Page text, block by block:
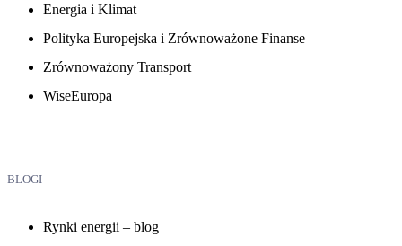
Energia i Klimat
Polityka Europejska i Zrównoważone Finanse
Zrównoważony Transport
WiseEuropa
BLOGI
Rynki energii – blog